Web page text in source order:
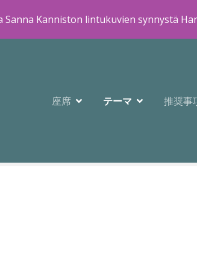
Kanniston lintukuvien synnystä
座席 テーマ 推奨事